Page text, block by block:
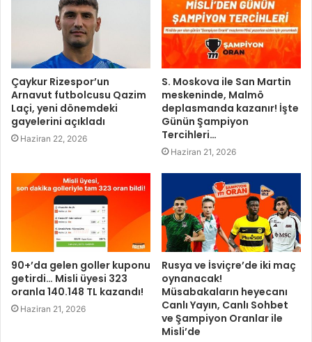
Çaykur Rizespor’un
Arnavut futbolcusu Qazim
Laçi, yeni dönemdeki
gayelerini açıkladı
Haziran 22, 2026
S. Moskova ile San Martin
meskeninde, Malmö
deplasmanda kazanır! İşte
Günün Şampiyon
Tercihleri…
Haziran 21, 2026
90+’da gelen goller kuponu
getirdi… Misli üyesi 323
oranla 140.148 TL kazandı!
Haziran 21, 2026
Rusya ve İsviçre’de iki maç
oynanacak!
Müsabakaların heyecanı
Canlı Yayın, Canlı Sohbet
ve Şampiyon Oranlar ile
Misli’de